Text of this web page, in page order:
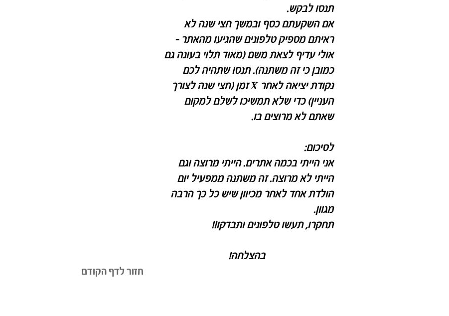
חזור לדף הקודם
תנסו לבקש.
אם השקעתם כסף ובמשך חצי שנה לא
ראיתם מספיק טלפונים שהגיעו מהאתר -
אולי עדיף לצאת משם (מאוד תלוי בעונה גם
כמובן כי זה משתנה). תנסו שתהיה לכם
נקודת יציאה לאחר X זמן (חצי שנה לצורך
העניין) כדי שלא תמשיכו לשלם למקום
שאתם לא מרוצים בו.
לסיכום:
אני הייתי בכמה אתרים. הייתי מרוצה וגם
הייתי לא מרוצה. זה משתנה ממפעיל יום
הולדת אחד לאחר מכיוון שיש כל כך הרבה
מגוון.
תחקרו, תעשו טלפונים ותבדקו!!
בהצלחה!